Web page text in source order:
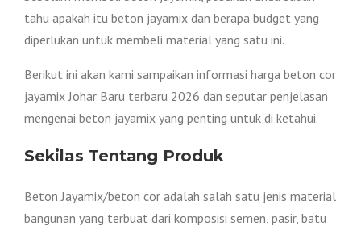
tahu apakah itu beton jayamix dan berapa budget yang
diperlukan untuk membeli material yang satu ini.
Berikut ini akan kami sampaikan informasi harga beton cor
jayamix Johar Baru terbaru 2026 dan seputar penjelasan
mengenai beton jayamix yang penting untuk di ketahui.
Sekilas Tentang Produk
Beton Jayamix/beton cor adalah salah satu jenis material
bangunan yang terbuat dari komposisi semen, pasir, batu